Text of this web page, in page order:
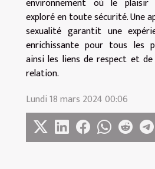
environnement où le
exploré en toute sécurité. Une
sexualité garantit une
enrichissante pour tous les
ainsi les liens de respect et
relation.
Lundi 18 mars 2024 00:06